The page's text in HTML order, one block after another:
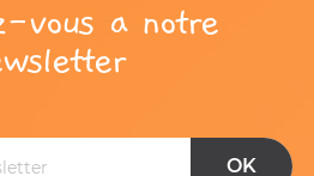
vous a notre